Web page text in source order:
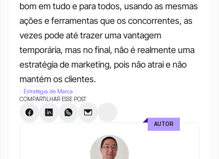
bom em tudo e para todos, usando as mesmas
ações e ferramentas que os concorrentes, as
vezes pode até trazer uma vantagem
temporária, mas no final, não é realmente uma
estratégia de marketing, pois não atrai e não
mantém os clientes.
Estratégia de Marca
COMPARTILHAR ESSE POST
AUTOR